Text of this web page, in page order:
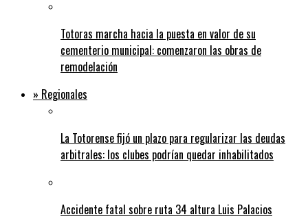
Totoras marcha hacia la puesta en valor de su
cementerio municipal: comenzaron las obras de
remodelación
» Regionales
La Totorense fijó un plazo para regularizar las deudas
arbitrales: los clubes podrían quedar inhabilitados
Accidente fatal sobre ruta 34 altura Luis Palacios